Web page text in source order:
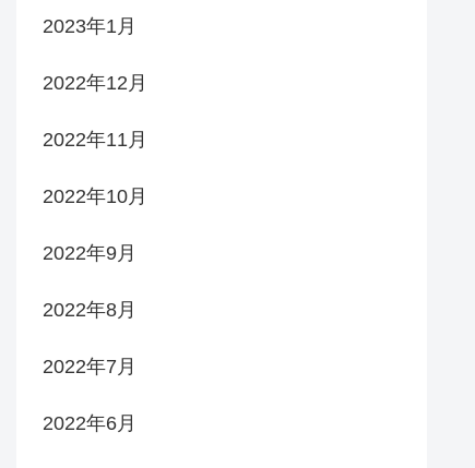
2023年1月
2022年12月
2022年11月
2022年10月
2022年9月
2022年8月
2022年7月
2022年6月